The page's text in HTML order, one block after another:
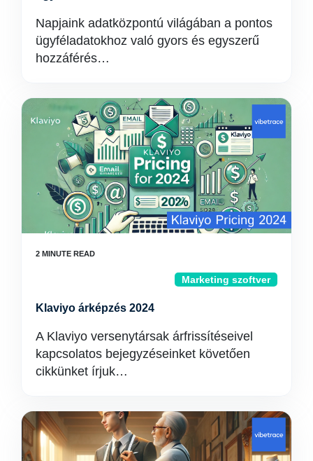
Napjaink adatközpontú világában a pontos
ügyféladatokhoz való gyors és egyszerű
hozzáférés…
Marketing szoftver
Klaviyo árképzés 2024
A Klaviyo versenytársak árfrissítéseivel
kapcsolatos bejegyzéseinket követően
cikkünket írjuk…